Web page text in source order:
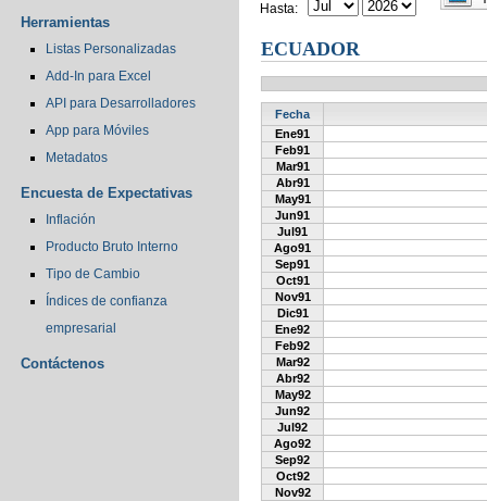
Herramientas
Listas Personalizadas
Add-In para Excel
API para Desarrolladores
App para Móviles
Metadatos
Encuesta de Expectativas
Inflación
Producto Bruto Interno
Tipo de Cambio
Índices de confianza
empresarial
Contáctenos
Hasta:
ECUADOR
Fecha
Ene91
Feb91
Mar91
Abr91
May91
Jun91
Jul91
Ago91
Sep91
Oct91
Nov91
Dic91
Ene92
Feb92
Mar92
Abr92
May92
Jun92
Jul92
Ago92
Sep92
Oct92
Nov92